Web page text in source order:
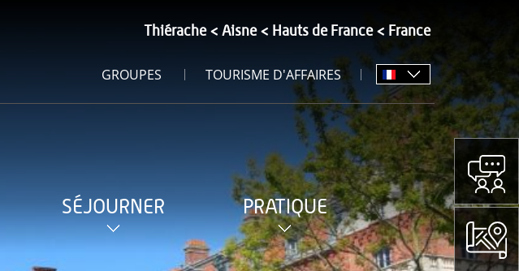
Thiérache Aisne Hauts de France France
GROUPES TOURISME D'AFFAIRES
SÉJOURNER PRATIQUE